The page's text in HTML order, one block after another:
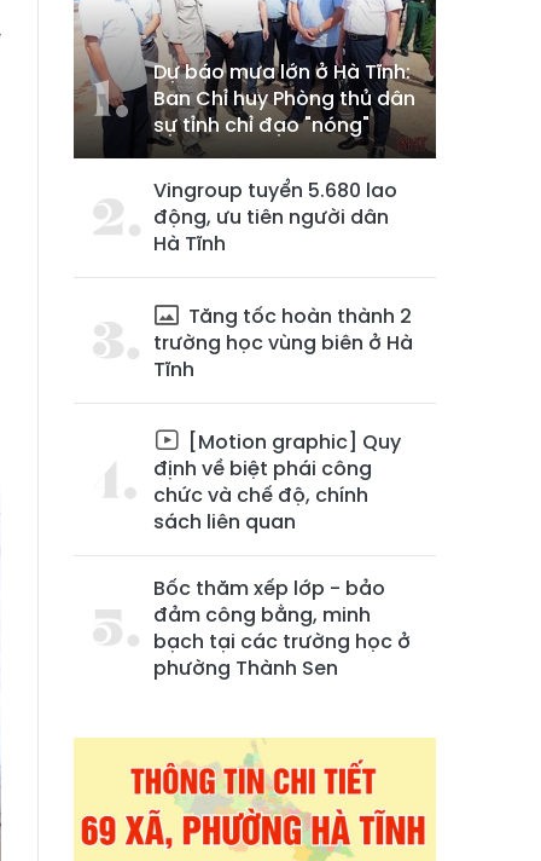
Dự báo mưa lớn ở Hà Tĩnh:
Ban Chỉ huy Phòng thủ dân
sự tỉnh chỉ đạo "nóng"
Vingroup tuyển 5.680 lao
động, ưu tiên người dân
Hà Tĩnh
Tăng tốc hoàn thành 2
trường học vùng biên ở Hà
Tĩnh
[Motion graphic] Quy
định về biệt phái công
chức và chế độ, chính
sách liên quan
Bốc thăm xếp lớp - bảo
đảm công bằng, minh
bạch tại các trường học ở
phường Thành Sen